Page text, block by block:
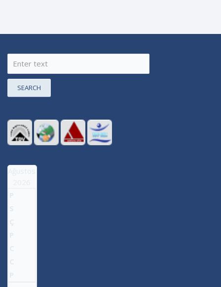
SEARCH
Ağustos
2026
P
S
Ç
P
C
C
P